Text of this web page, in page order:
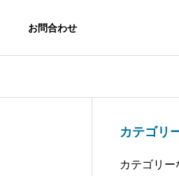
お問合わせ
カテゴリ
カテゴリー